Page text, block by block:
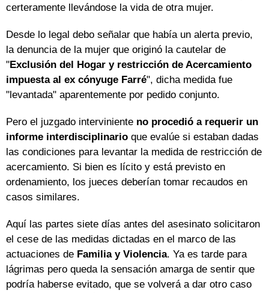
certeramente llevándose la vida de otra mujer.
Desde lo legal debo señalar que había un alerta previo,
la denuncia de la mujer que originó la cautelar de
"Exclusión del Hogar y restricción de Acercamiento
impuesta al ex cónyuge Farré", dicha medida fue
"levantada" aparentemente por pedido conjunto.
Pero el juzgado interviniente no procedió a requerir un
informe interdisciplinario que evalúe si estaban dadas
las condiciones para levantar la medida de restricción de
acercamiento. Si bien es lícito y está previsto en
ordenamiento, los jueces deberían tomar recaudos en
casos similares.
Aquí las partes siete días antes del asesinato solicitaron
el cese de las medidas dictadas en el marco de las
actuaciones de Familia y Violencia. Ya es tarde para
lágrimas pero queda la sensación amarga de sentir que
podría haberse evitado, que se volverá a dar otro caso